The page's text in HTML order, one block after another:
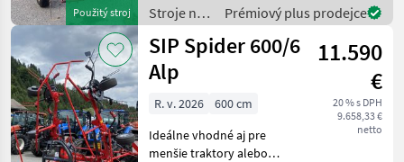
Použitý stroj
Um Ihnen unnötige Warte
Stroje na
zber
objemových
krmív /
SIP
Prémiový plus prodejce
SIP Spider 600/6
Alp
11.590
€
20 % s DPH
9.658,33 €
netto
R. v. 2026
600 cm
Ideálne vhodné aj pre
menšie traktory alebo